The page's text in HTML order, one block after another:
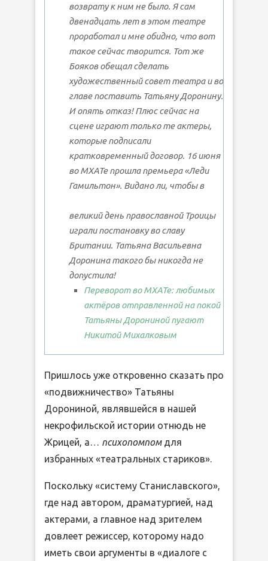
возврату к ним не было. Я сам
двенадцать лет в этом театре
проработал и мне обидно, что вот
такое сейчас творится. Тот же
Бояков обещал сделать
художественный совет театра и во
главе поставить Татьяну Доронину.
И опять отказ! Плюс сейчас на
сцене играют только те актеры,
которые подписали
кратковременный договор. 16 июня
во МХАТе прошла премьера «Леди
Гамильтон». Видано ли, чтобы в
великий день православной Троицы
играли постановку во славу
Британии. Татьяна Васильевна
Доронина такого бы никогда не
допустила!
Переворот во МХАТе: любимых
актёров отправленной на покой
Татьяны Дорониной пугают
Никитой Михалковым
Пришлось уже откровенно сказать про
«подвижничество» Татьяны
Дорониной, являвшейся в нашей
некрофильской истории отнюдь не
Жрицей, а… психопомпомдля
избранных «театральных стариков».
Поскольку «систему Станиславского»,
где над автором, драматургией, над
актерами, а главное над зрителем
довлеет режиссер, которому надо
иметь свои аргументы в «диалоге с